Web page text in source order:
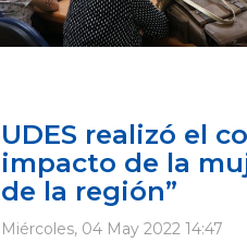
UDES realizó el
impacto de la
de la región”
Miércoles, 04 May 2022 14:47